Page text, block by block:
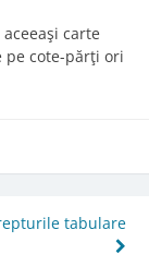
carte
pe cote-părţi ori
tabulare